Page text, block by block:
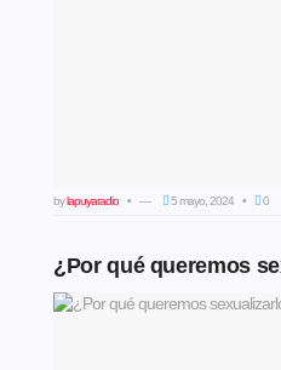
bylapuyaradio 5 mayo, 2024 0
¿Por qué queremos